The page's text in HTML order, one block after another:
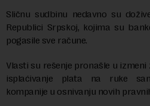
Sličnu sudbinu nedavno su
Republici Srpskoj, kojima su
pogasile sve račune.
Vlasti su rešenje pronašle u
isplaćivanje plata na ruke
kompanije u osnivanju novih